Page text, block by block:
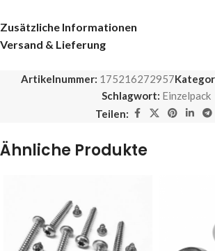
Zusätzliche Informationen
Versand & Lieferung
Artikelnummer: 175216272957
Schlagwort: Einzelpack
Teilen:
Ähnliche Produkte